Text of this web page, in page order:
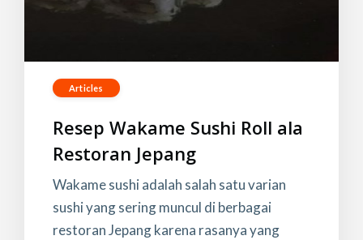
Articles
Resep Wakame Sushi Roll ala
Restoran Jepang
Wakame sushi adalah salah satu varian
sushi yang sering muncul di berbagai
restoran Jepang karena rasanya yang